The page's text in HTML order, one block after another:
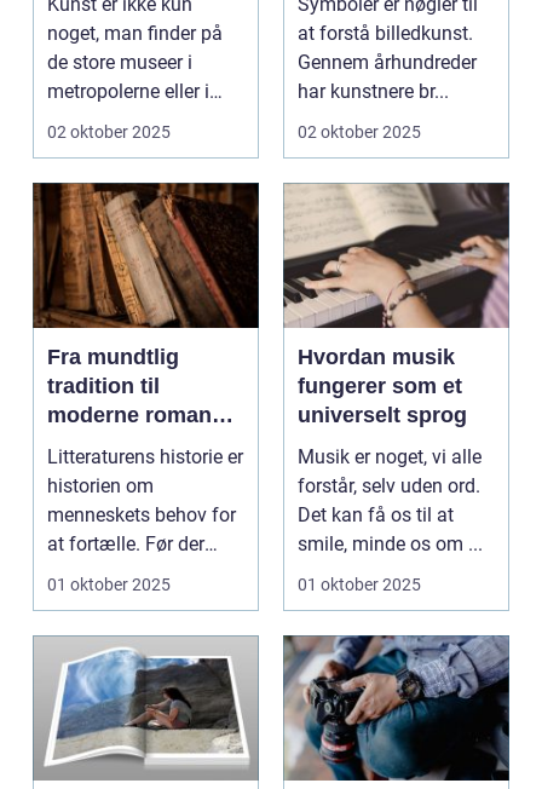
noget, man finder på
de store museer i
metropolerne eller i
internationale g...
02 oktober 2025
at forstå billedkunst.
Gennem århundreder
har kunstnere br...
02 oktober 2025
Fra mundtlig
tradition til
moderne romaner:
Litteraturens
udvikling
Litteraturens historie er
historien om
menneskets behov for
at fortælle. Før der
fandte...
01 oktober 2025
Hvordan musik
fungerer som et
universelt sprog
Musik er noget, vi alle
forstår, selv uden ord.
Det kan få os til at
smile, minde os om ...
01 oktober 2025